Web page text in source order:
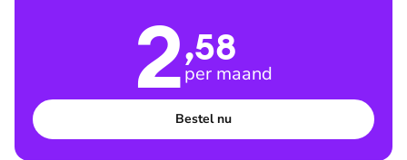
2,58
per maand
Bestel nu